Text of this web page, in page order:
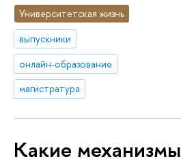
Университетская жизнь
выпускники
онлайн-образование
магистратура
Какие механизмы